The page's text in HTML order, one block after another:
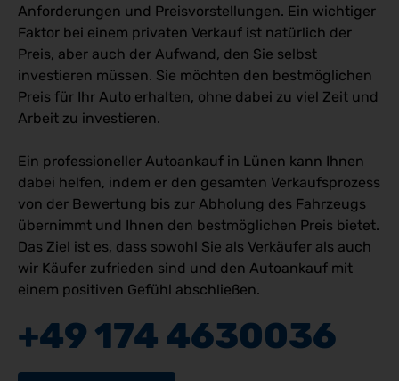
Anforderungen und Preisvorstellungen. Ein wichtiger
Faktor bei einem privaten Verkauf ist natürlich der
Preis, aber auch der Aufwand, den Sie selbst
investieren müssen. Sie möchten den bestmöglichen
Preis für Ihr Auto erhalten, ohne dabei zu viel Zeit und
Arbeit zu investieren.
Ein professioneller Autoankauf in Lünen kann Ihnen
dabei helfen, indem er den gesamten Verkaufsprozess
von der Bewertung bis zur Abholung des Fahrzeugs
übernimmt und Ihnen den bestmöglichen Preis bietet.
Das Ziel ist es, dass sowohl Sie als Verkäufer als auch
wir Käufer zufrieden sind und den Autoankauf mit
einem positiven Gefühl abschließen.
+49 174 4630036